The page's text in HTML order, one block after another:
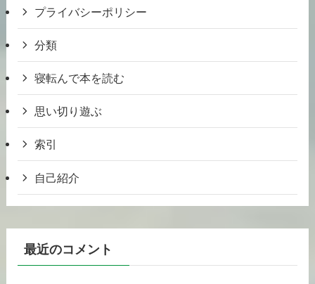
プライバシーポリシー
分類
寝転んで本を読む
思い切り遊ぶ
索引
自己紹介
最近のコメント